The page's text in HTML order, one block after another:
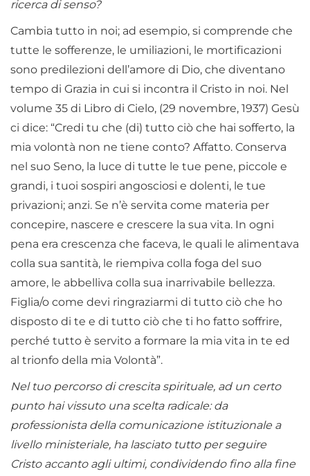
ricerca di senso?
Cambia tutto in noi; ad esempio, si comprende che
tutte le sofferenze, le umiliazioni, le mortificazioni
sono predilezioni dell’amore di Dio, che diventano
tempo di Grazia in cui si incontra il Cristo in noi. Nel
volume 35 di Libro di Cielo, (29 novembre, 1937) Gesù
ci dice: “Credi tu che (di) tutto ciò che hai sofferto, la
mia volontà non ne tiene conto? Affatto. Conserva
nel suo Seno, la luce di tutte le tue pene, piccole e
grandi, i tuoi sospiri angosciosi e dolenti, le tue
privazioni; anzi. Se n’è servita come materia per
concepire, nascere e crescere la sua vita. In ogni
pena era crescenza che faceva, le quali le alimentava
colla sua santità, le riempiva colla foga del suo
amore, le abbelliva colla sua inarrivabile bellezza.
Figlia/o come devi ringraziarmi di tutto ciò che ho
disposto di te e di tutto ciò che ti ho fatto soffrire,
perché tutto è servito a formare la mia vita in te ed
al trionfo della mia Volontà”.
Nel tuo percorso di crescita spirituale, ad un certo
punto hai vissuto una scelta radicale: da
professionista della comunicazione istituzionale a
livello ministeriale, ha lasciato tutto per seguire
Cristo accanto agli ultimi, condividendo fino alla fine